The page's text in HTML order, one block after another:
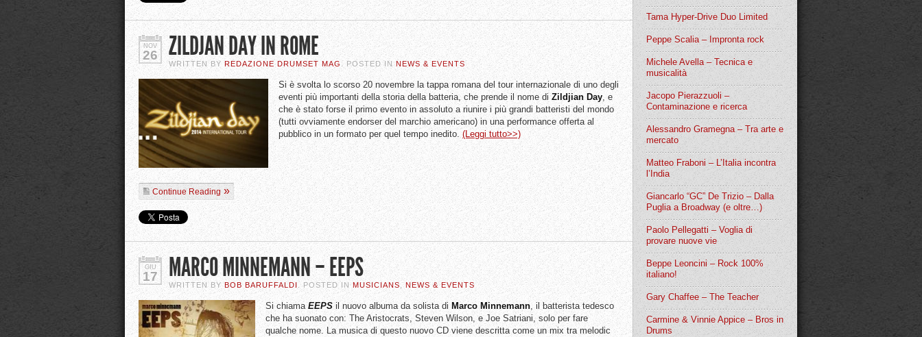
NOV
26 ZILDJAN DAY IN ROME
WRITTEN BYREDAZIONE DRUMSET MAG . POSTED IN NEWS & EVENTS
Si è svolta lo scorso 20 novembre la tappa romana del tour internazionale di uno degli
eventi più importanti della storia della batteria, che prende il nome di Zildjian Day, e
che è stato forse il primo evento in assoluto a riunire i più grandi batteristi del mondo
(tutti ovviamente endorser del marchio americano) in una performance offerta al
pubblico in un formato per quel tempo inedito. (Leggi tutto>>)
Continue Reading
GIU
17 MARCO MINNEMANN – EEPS
WRITTEN BYBOB BARUFFALDI . POSTED IN MUSICIANS ,NEWS & EVENTS
Si chiamaEEPSil nuovo albuma da solista di Marco Minnemann, il batterista tedesco
che ha suonato con: The Aristocrats, Steven Wilson, e Joe Satriani, solo per fare
qualche nome. La musica di questo nuovo CD viene descritta come un mix tra melodic
Tama Hyper-Drive Duo Limited
Peppe Scalia – Impronta rock
Michele Avella – Tecnica e
musicalità
Jacopo Pierazzuoli –
Contaminazione e ricerca
Alessandro Gramegna – Tra arte e
mercato
Matteo Fraboni – L’Italia incontra
l’India
Giancarlo “GC” De Trizio – Dalla
Puglia a Broadway (e oltre…)
Paolo Pellegatti – Voglia di
provare nuove vie
Beppe Leoncini – Rock 100%
italiano!
Gary Chaffee – The Teacher
Carmine & Vinnie Appice – Bros in
Drums